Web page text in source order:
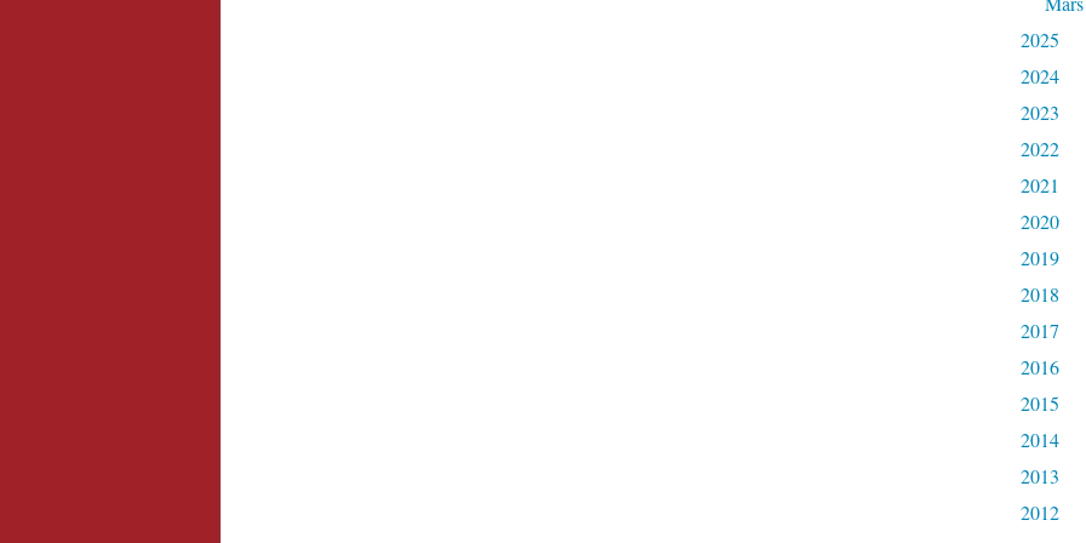
2025
2024
2023
2022
2021
2020
2019
2018
2017
2016
2015
2014
2013
2012